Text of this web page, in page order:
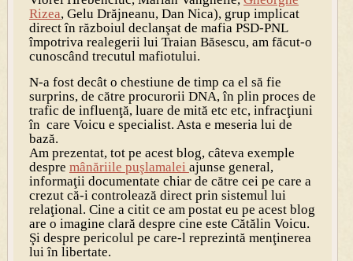
Rizea, Gelu Drăjneanu, Dan Nica), grup implicat
direct în războiul declanşat de mafia PSD-PNL
împotriva realegerii lui Traian Băsescu, am făcut-o
cunoscând trecutul mafiotului.
N-a fost decât o chestiune de timp ca el să fie
surprins, de către procurorii DNA, în plin proces de
trafic de influenţă, luare de mită etc etc, infracţiuni
în care Voicu e specialist. Asta e meseria lui de
bază.
Am prezentat, tot pe acest blog, câteva exemple
despre mânăriile puşlamalei ajunse general,
informaţii documentate chiar de către cei pe care a
crezut că-i controlează direct prin sistemul lui
relaţional. Cine a citit ce am postat eu pe acest blog
are o imagine clară despre cine este Cătălin Voicu.
Şi despre pericolul pe care-l reprezintă menţinerea
lui în libertate.